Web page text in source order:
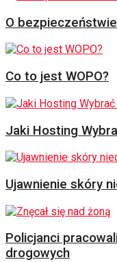
O
Co to jest WOPO?
Jaki Hosting
Ujawnienie skóry
Policjanci
drogowych